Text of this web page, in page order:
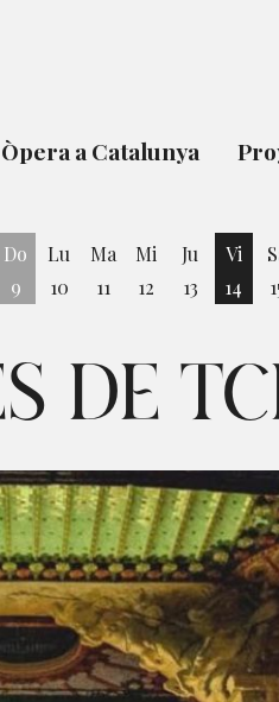
Òpera a Catalunya
Do
9
Lu
10
Ma
11
Mi
12
Ju
13
Vi
14
DE